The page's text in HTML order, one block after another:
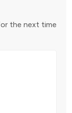
the next time